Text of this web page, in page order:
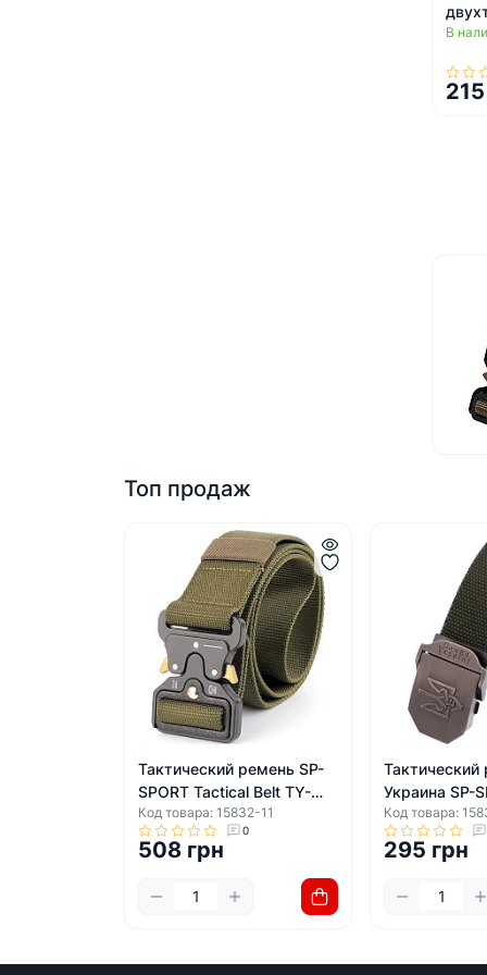
ZK-4
В
Топ продаж
Тактический ремень SP-
SPORT Tactical Belt TY-
6841 120x3,5см
(Оливковый)
Код товара: 15832-11
0
508 грн
Тактический
Украина SP-
Tactical Belt
120x3,5см
Код товара:
295 грн